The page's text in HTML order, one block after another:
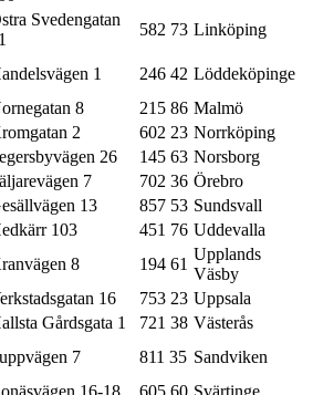
Svedengatan
582 73 Linköping
1 246 42 Löddeköpinge
8 215 86 Malmö
2 602 23 Norrköping
26 145 63 Norsborg
7 702 36 Örebro
13 857 53 Sundsvall
103 451 76 Uddevalla
8 194 61
Upplands
Väsby
16 753 23 Uppsala
Gårdsgata 1 721 38 Västerås
7 811 35 Sandviken
16-18 605 60 Svärtinge